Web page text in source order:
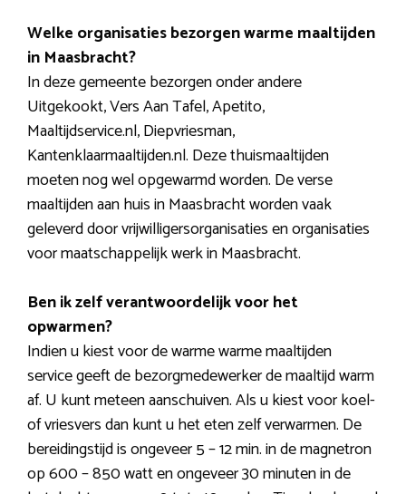
Welke organisaties bezorgen warme maaltijden
in Maasbracht?
In deze gemeente bezorgen onder andere
Uitgekookt, Vers Aan Tafel, Apetito,
Maaltijdservice.nl, Diepvriesman,
Kantenklaarmaaltijden.nl. Deze thuismaaltijden
moeten nog wel opgewarmd worden. De verse
maaltijden aan huis in Maasbracht worden vaak
geleverd door vrijwilligersorganisaties en organisaties
voor maatschappelijk werk in Maasbracht.
Ben ik zelf verantwoordelijk voor het
opwarmen?
Indien u kiest voor de warme warme maaltijden
service geeft de bezorgmedewerker de maaltijd warm
af. U kunt meteen aanschuiven. Als u kiest voor koel-
of vriesvers dan kunt u het eten zelf verwarmen. De
bereidingstijd is ongeveer 5 – 12 min. in de magnetron
op 600 – 850 watt en ongeveer 30 minuten in de